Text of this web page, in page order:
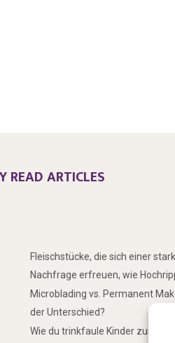
READ ARTICLES
Fleischstücke, die sich einer
Nachfrage erfreuen, wie
Microblading vs. Permanent
der Unterschied?
Wie du trinkfaule Kinder zum